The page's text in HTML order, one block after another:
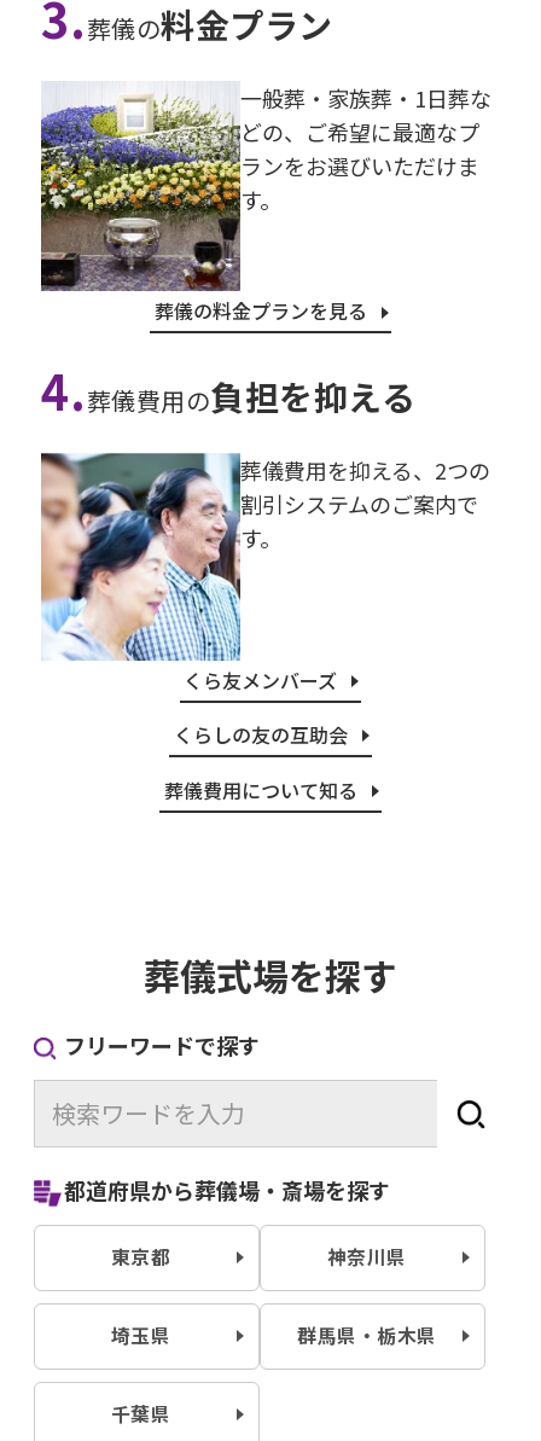
3.葬儀の料金プラン
⼀般葬・家族葬・1⽇葬な
どの、ご希望に最適なプ
ランをお選びいただけま
す。
葬儀の料金プランを見る
4.葬儀費用の負担を抑える
葬儀費⽤を抑える、2つの
割引システムのご案内で
す。
くら友メンバーズ
くらしの友の互助会
葬儀費用について知る
葬儀式場を探す
フリーワードで探す
都道府県から葬儀場・斎場を探す
東京都 神奈川県
埼玉県 群⾺県・栃⽊県
千葉県